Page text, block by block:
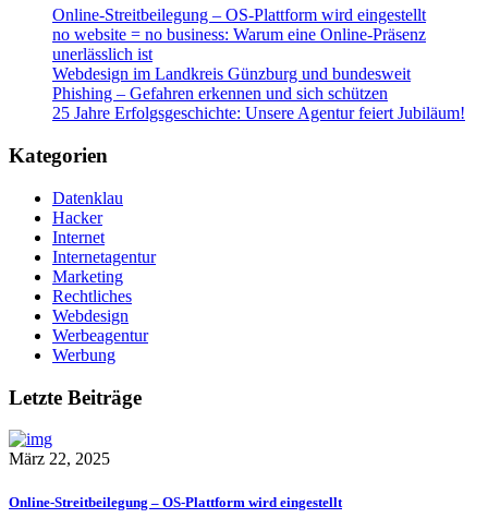
Online-Streitbeilegung – OS-Plattform wird eingestellt
no website = no business: Warum eine Online-Präsenz
unerlässlich ist
Webdesign im Landkreis Günzburg und bundesweit
Phishing – Gefahren erkennen und sich schützen
25 Jahre Erfolgsgeschichte: Unsere Agentur feiert Jubiläum!
Kategorien
Datenklau
Hacker
Internet
Internetagentur
Marketing
Rechtliches
Webdesign
Werbeagentur
Werbung
Letzte Beiträge
März 22, 2025
Online-Streitbeilegung – OS-Plattform wird eingestellt